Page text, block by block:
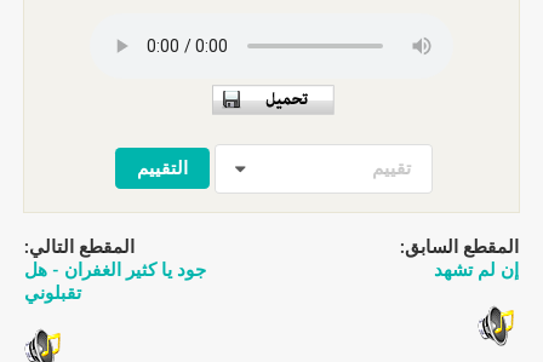
تقييم
المقطع السابق:
إن لم تشهد
المقطع التالي:
جود يا كثير الغفران - هل
تقبلوني